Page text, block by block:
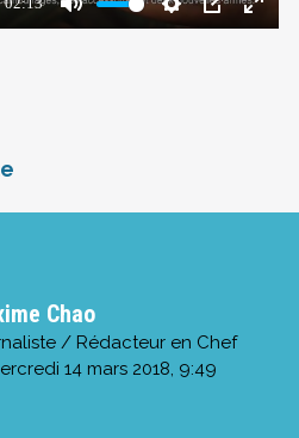
Chao
/ Rédacteur en Chef
14 mars 2018, 9:49